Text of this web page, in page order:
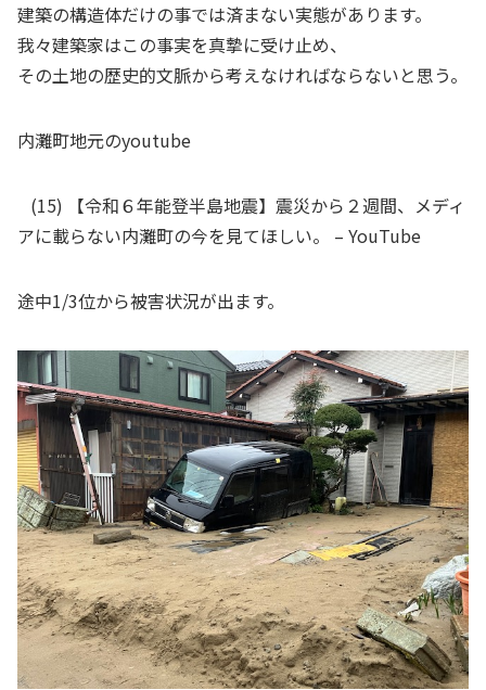
建築の構造体だけの事では済まない実態があります。
我々建築家はこの事実を真摯に受け止め、
その土地の歴史的文脈から考えなければならないと思う。
内灘町地元のyoutube
(15) 【令和６年能登半島地震】震災から２週間、メディ
アに載らない内灘町の今を見てほしい。 – YouTube
途中1/3位から被害状況が出ます。